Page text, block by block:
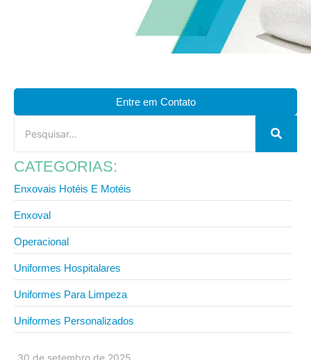
30 de setembro de 2025
Entre em Contato
CATEGORIAS:
Enxovais Hotéis E Motéis
Enxoval
Operacional
Uniformes Hospitalares
Uniformes Para Limpeza
Uniformes Personalizados